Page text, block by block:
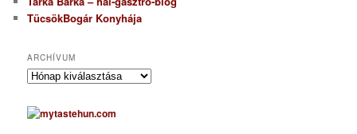
TücsökBogár Konyhája
ARCHÍVUM
A
c
h